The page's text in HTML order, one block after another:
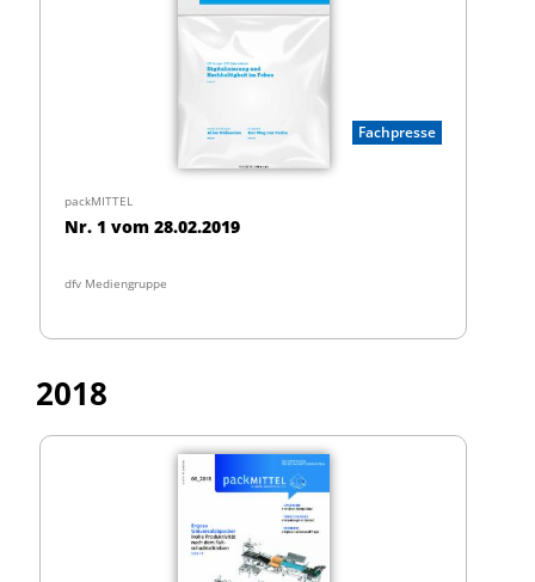
Fachpresse
packMITTEL
Nr. 1 vom 28.02.2019
dfv Mediengruppe
2018